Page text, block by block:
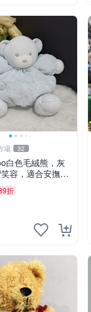
場 32
白色毛絨熊，灰
容，適合安撫逗
柔軟面料手感佳。
熊 毛絨玩具 寶
折